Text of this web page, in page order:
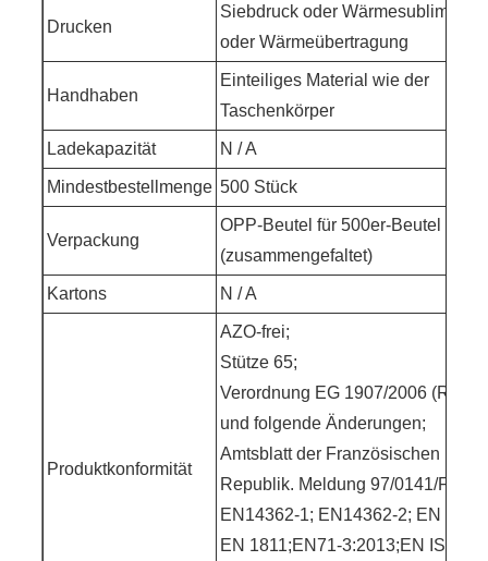
Drucken
Siebdruck oder Wärmesublimation
oder Wärmeübertragung
Handhaben
Einteiliges Material wie der
Taschenkörper
Ladekapazität N / A
Mindestbestellmenge 500 Stück
Verpackung
OPP-Beutel für 500er-Beutel
(zusammengefaltet)
Kartons N / A
Produktkonformität
AZO-frei;
Stütze 65;
Verordnung EG 1907/2006
und folgende Änderungen;
Amtsblatt der Französischen
Republik. Meldung 97/0141/F;
EN14362-1; EN14362-2; EN
EN 1811;EN71-3:2013;EN ISO